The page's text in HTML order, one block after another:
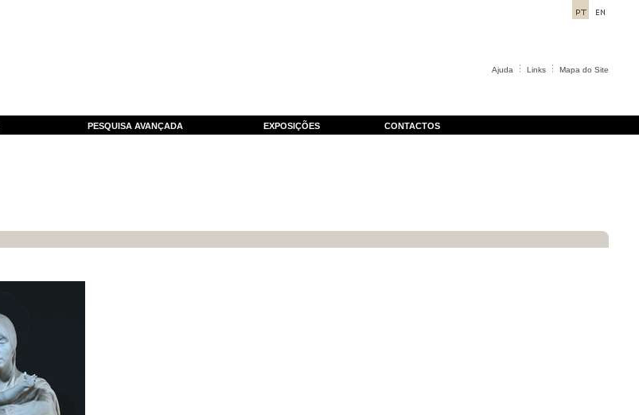
Ajuda Links Mapa do Site
PESQUISA AVANÇADA EXPOSIÇÕES CONTACTOS